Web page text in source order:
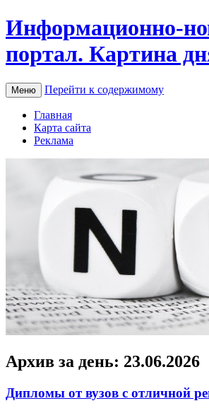
Информационно-
портал. Картина
Меню Перейти к содержимому
Главная
Карта сайта
Реклама
Архив за день: 23.06.2026
Дипломы от вузов с отличной